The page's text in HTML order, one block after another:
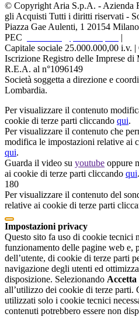
© Copyright Aria S.p.A. - Azienda
gli Acquisti Tutti i diritti riservati -
Piazza Gae Aulenti, 1 20154
PEC
|
Capitale sociale 25.000.000,00 i.v.
Iscrizione Registro delle Imprese
R.E.A. al n°1096149
Società soggetta a direzione e
Lombardia.
Per visualizzare il contenuto
cookie di terze parti cliccando qui.
Per visualizzare il contenuto che
modifica le impostazioni relative ai
qui.
Guarda il video su youtube oppure
ai cookie di terze parti cliccando qui.
180
Per visualizzare il contenuto del
relative ai cookie di terze parti
Impostazioni privacy
Questo sito fa uso di cookie tecnici
funzionamento delle pagine web e,
dell’utente, di cookie di terze parti
navigazione degli utenti ed
disposizione. Selezionando
all’utilizzo dei cookie di terze parti.
utilizzati solo i cookie tecnici
contenuti potrebbero essere non